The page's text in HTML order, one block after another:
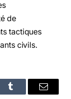
de
tactiques
civils.
Tumblr Email